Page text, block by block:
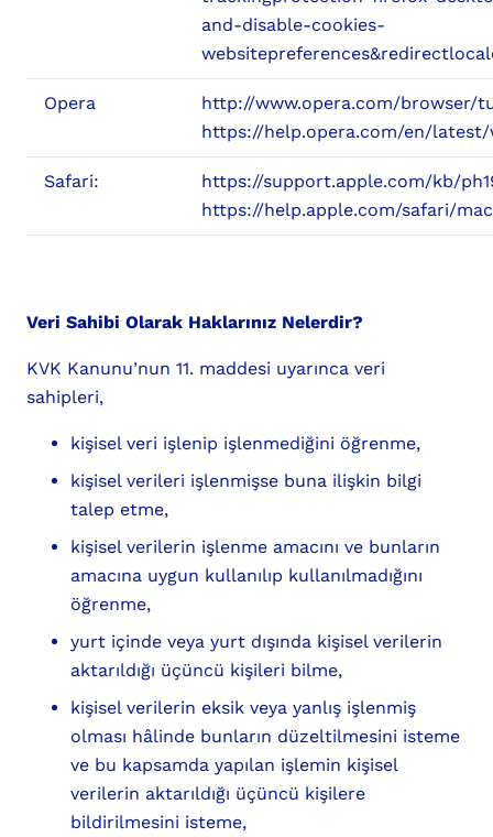
and-disable-cookies-
Opera
http://www.opera.com/browser/
https://help.opera.com/en/
Safari:
https://support.apple.com/kb/
https://help.apple.com/safari/
Veri Sahibi Olarak Haklarınız Nelerdir?
KVK Kanunu’nun 11. maddesi uyarınca veri
sahipleri,
kişisel veri işlenip işlenmediğini öğrenme,
kişisel verileri işlenmişse buna ilişkin bilgi
talep etme,
kişisel verilerin işlenme amacını ve bunların
amacına uygun kullanılıp kullanılmadığını
öğrenme,
yurt içinde veya yurt dışında kişisel verilerin
aktarıldığı üçüncü kişileri bilme,
kişisel verilerin eksik veya yanlış işlenmiş
olması hâlinde bunların düzeltilmesini isteme
ve bu kapsamda yapılan işlemin kişisel
verilerin aktarıldığı üçüncü kişilere
bildirilmesini isteme,